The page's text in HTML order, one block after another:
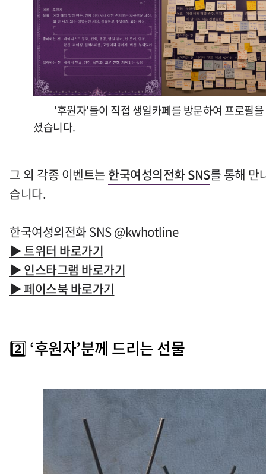
'후원자'들이 직접 생일카페를 방문하여 프로필을
셨습니다.
그 외 각종 이벤트는한국여성의전화SNS를 통해 만
습니다.
한국여성의전화 SNS @kwhotline
▶트위터 바로가기
▶ 인스타그램 바로가기
▶ 페이스북 바로가기
2️⃣‘후원자’분께 드리는 선물